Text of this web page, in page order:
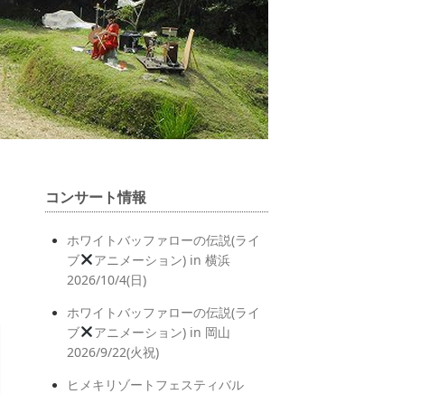
コンサート情報
ホワイトバッファローの伝説(ライ
ブ
アニメーション) in 横浜
2026/10/4(日)
ホワイトバッファローの伝説(ライ
ブ
アニメーション) in 岡山
2026/9/22(火祝)
ヒメキリゾートフェスティバル